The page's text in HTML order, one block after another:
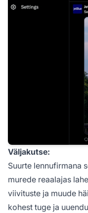
Väljakutse:
Suurte lennufirmana
murede reaalajas
viivituste ja muude
kohest tuge ja